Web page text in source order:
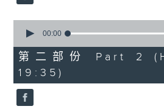
seconds
30
minutes,
9
seconds
00:00
第二部份 Part 2
19:35)